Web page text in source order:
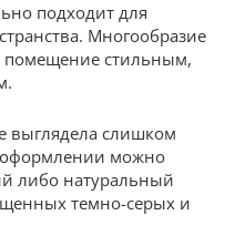
подходит для
Многообразие
помещение стильным,
выглядела слишком
можно
либо натуральный
темно-серых и